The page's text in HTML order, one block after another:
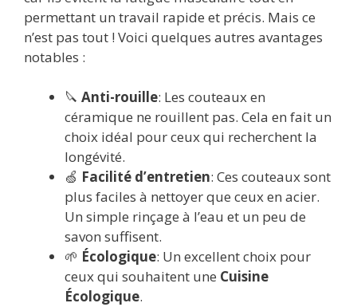
permettant un travail rapide et précis. Mais ce
n’est pas tout ! Voici quelques autres avantages
notables :
🔪 Anti-rouille: Les couteaux en
céramique ne rouillent pas. Cela en fait un
choix idéal pour ceux qui recherchent la
longévité.
🍏 Facilité d’entretien: Ces couteaux sont
plus faciles à nettoyer que ceux en acier.
Un simple rinçage à l’eau et un peu de
savon suffisent.
🌱 Écologique: Un excellent choix pour
ceux qui souhaitent une Cuisine
Écologique.